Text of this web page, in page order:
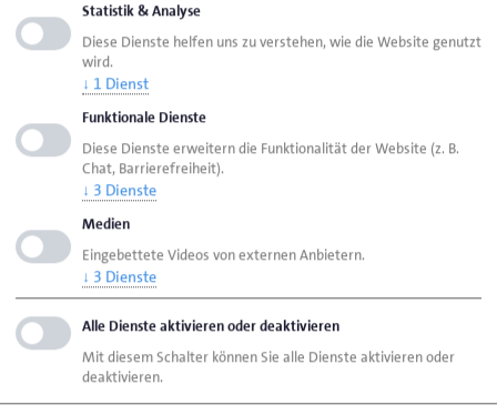
Gebührenordnung und ist in einer übersichtlichen
Anlage dargestellt.
Die Gebühren sind nach Fachbereichen gegliedert,
sodass Sie schnell die für Ihr Anliegen relevante
Information finden können. Beispiele für
Fachbereiche sind die Handwerksrolle, die
Erstausbildung oder das Prüfungswesen.
Sollten Sie Fragen zu einzelnen Gebühren haben,
wenden Sie sich bitte direkt an den zuständigen
Fachbereich.
Die Kontaktdaten finden
Statistik & Analyse
Diese Dienste helfen uns zu verstehen, wie die Website genutzt
wird.
↓ 1 Dienst
Funktionale Dienste
Diese Dienste erweitern die Funktionalität der Website (z. B.
Chat, Barrierefreiheit).
↓ 3 Dienste
Medien
Eingebettete Videos von externen Anbietern.
↓ 3 Dienste
Alle Dienste aktivieren oder deaktivieren
Mit diesem Schalter können Sie alle Dienste aktivieren oder
deaktivieren.